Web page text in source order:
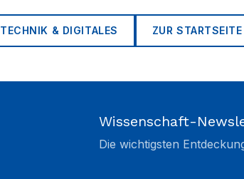
TECHNIK & DIGITALES ZUR STARTSEITE
Wissenschaft-
Die wichtigsten